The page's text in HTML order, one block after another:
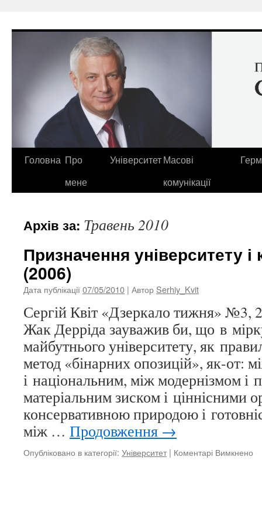
до
Головна Про
мене
УніверситетМасові
комунікації
Архів за: Травень 2010
Призначення університету і
(2006)
Дата публікації07/05/2010 | Автор Serhiy_Kvit
Сергій Квіт «Дзеркало тижня» №3,
Жак Дерріда зауважив би, що в
майбутнього університету, як
метод «бінарних опозицій», як-от:
і національним, між модернізмом і
матеріальним зиском і ціннісними
консервативною природою і
між … Продовження →
Опубліковано в категорії: Університет | Коментарі Вимкнено